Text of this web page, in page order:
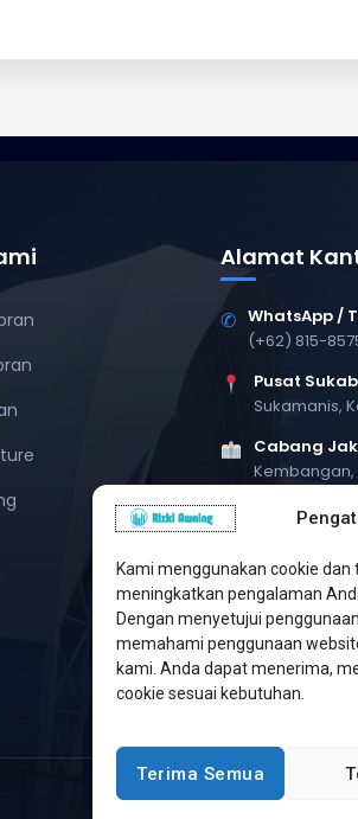
Kami menggunakan cookie
meningkatkan pengalaman
Dengan menyetujui
memahami penggunaan
kami. Anda dapat menerima,
cookie sesuai kebutuhan.
Terima Semua
Alamat
✆ WhatsApp /
(+62) 815-
Pusat
Sukamanis,
Cabang
Workshop